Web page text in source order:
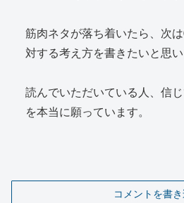
筋肉ネタが落ち着いたら、次
対する考え方を書きたいと思い
読んでいただいている人、信
を本当に願っています。
コメントを書